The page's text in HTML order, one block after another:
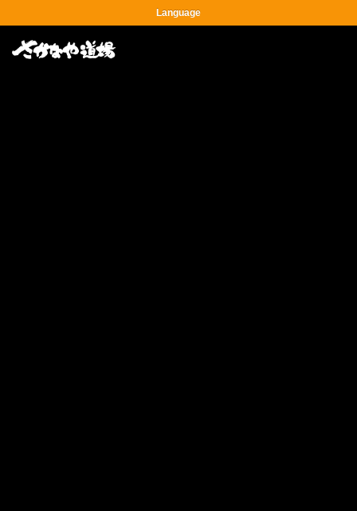
Language